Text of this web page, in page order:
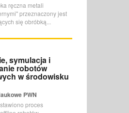
ręczna metali
przeznaczony jest
się obróbką...
symulacja i
robotów
w środowisku
PWN
proces